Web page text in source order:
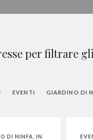
per filtrare
EVENTI GIARDINO DI
DI NINFA
IN